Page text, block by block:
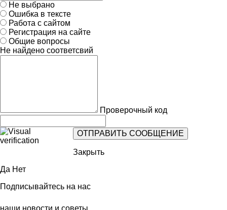
Не выбрано
Ошибка в тексте
Работа с сайтом
Регистрация на сайте
Общие вопросы
Не найдено соответсвий
Проверочный код
Закрыть
Да Нет
Подписывайтесь на нас